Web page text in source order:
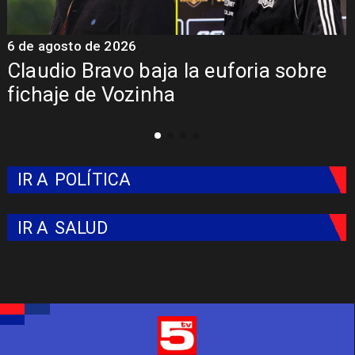
Presentación de Vozinha en Colo
Colo: Fecha, Estadio y Contrato
5 de agosto de 2026
IR A POLÍTICA
IR A SALUD